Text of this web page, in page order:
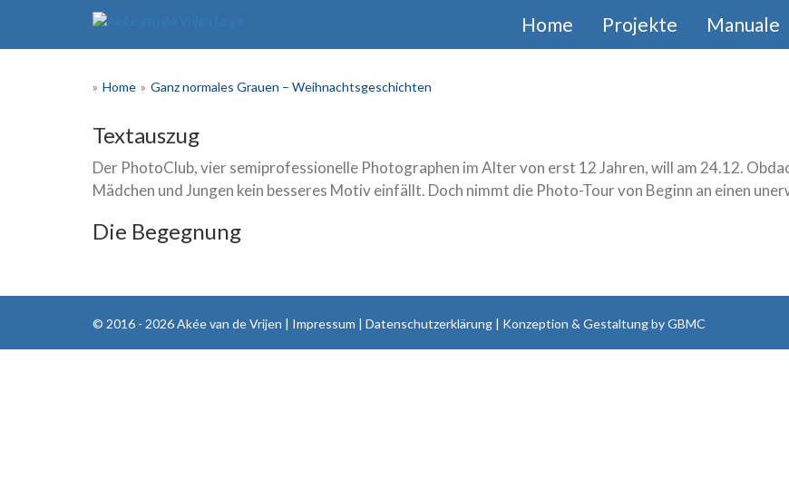
Home Projekte Manuale
» Home » Ganz normales Grauen – Weihnachtsgeschichten
Textauszug
Der PhotoClub, vier semiprofessionelle Photographen im Alter von erst 12 Jahren, will am 24.12.
Mädchen und Jungen kein besseres Motiv einfällt. Doch nimmt die Photo-Tour von Beginn an einen
Die Begegnung
© 2016 - 2026 Akée van de Vrijen | Impressum | Datenschutzerklärung | Konzeption & Gestaltung byGBMC